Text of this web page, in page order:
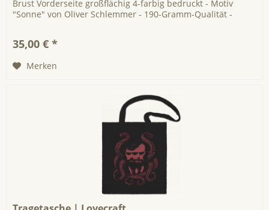
Brust Vorderseite großflächig 4-farbig bedruckt - Motiv
"Sonne" von Oliver Schlemmer - 190-Gramm-Qualität -
35,00 € *
Merken